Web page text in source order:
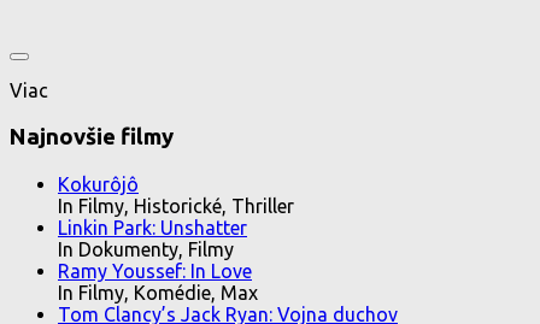
Viac
Najnovšie filmy
Kokurôjô
In Filmy, Historické, Thriller
Linkin Park: Unshatter
In Dokumenty, Filmy
Ramy Youssef: In Love
In Filmy, Komédie, Max
Tom Clancy’s Jack Ryan: Vojna duchov